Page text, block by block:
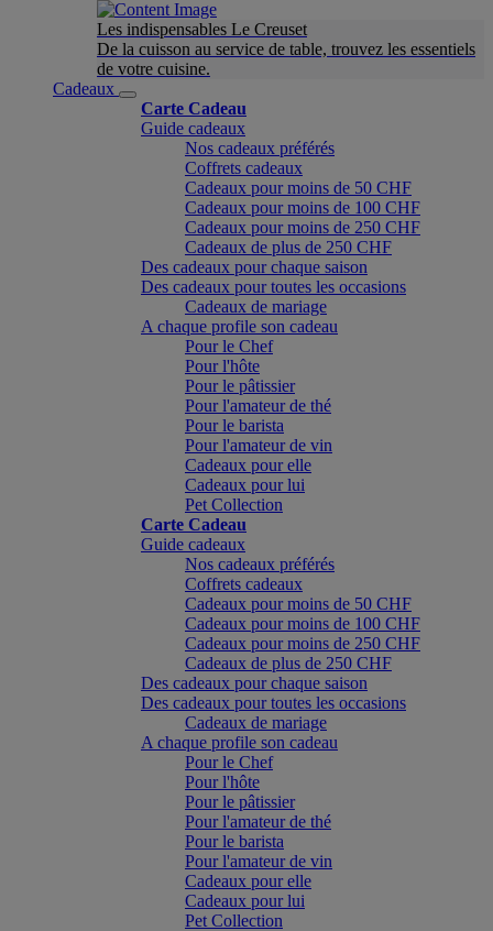
Les indispensables Le Creuset
De la cuisson au service de table, trouvez les essentiels
de votre cuisine.
Cadeaux
Carte Cadeau
Guide cadeaux
Nos cadeaux préférés
Coffrets cadeaux
Cadeaux pour moins de 50 CHF
Cadeaux pour moins de 100 CHF
Cadeaux pour moins de 250 CHF
Cadeaux de plus de 250 CHF
Des cadeaux pour chaque saison
Des cadeaux pour toutes les occasions
Cadeaux de mariage
A chaque profile son cadeau
Pour le Chef
Pour l'hôte
Pour le pâtissier
Pour l'amateur de thé
Pour le barista
Pour l'amateur de vin
Cadeaux pour elle
Cadeaux pour lui
Pet Collection
Carte Cadeau
Guide cadeaux
Nos cadeaux préférés
Coffrets cadeaux
Cadeaux pour moins de 50 CHF
Cadeaux pour moins de 100 CHF
Cadeaux pour moins de 250 CHF
Cadeaux de plus de 250 CHF
Des cadeaux pour chaque saison
Des cadeaux pour toutes les occasions
Cadeaux de mariage
A chaque profile son cadeau
Pour le Chef
Pour l'hôte
Pour le pâtissier
Pour l'amateur de thé
Pour le barista
Pour l'amateur de vin
Cadeaux pour elle
Cadeaux pour lui
Pet Collection